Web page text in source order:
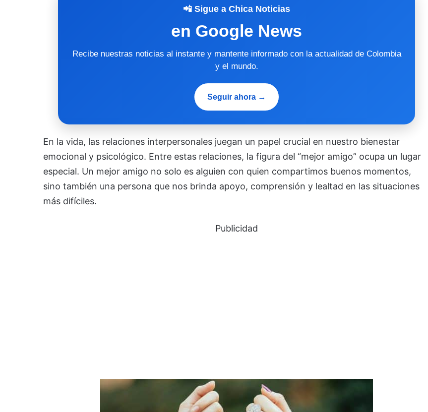
📲 Sigue a Chica Noticias
en Google News
Recibe nuestras noticias al instante y mantente informado con la actualidad de Colombia
y el mundo.
Seguir ahora →
En la vida, las relaciones interpersonales juegan un papel crucial en nuestro bienestar
emocional y psicológico. Entre estas relaciones, la figura del “mejor amigo” ocupa un lugar
especial. Un mejor amigo no solo es alguien con quien compartimos buenos momentos,
sino también una persona que nos brinda apoyo, comprensión y lealtad en las situaciones
más difíciles.
Publicidad